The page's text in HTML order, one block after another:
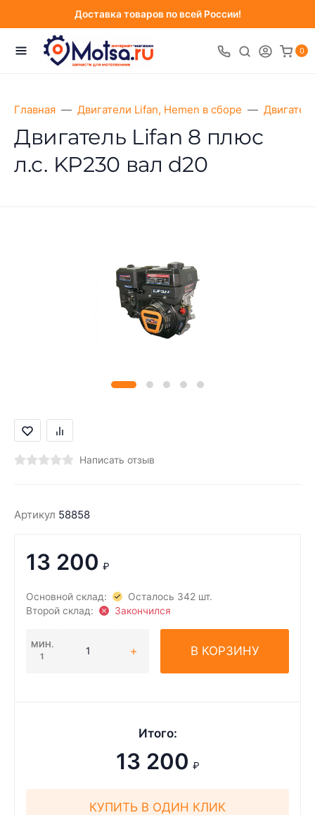
Доставка товаров по всей России!
0
Главная Двигатели Lifan, Hemen в сборе
Двигатель Lifan 8 плюс
л.с. KP230 вал d20
Написать отзыв
Артикул 58858
13 200 ₽
Основной склад:
Осталось 342 шт.
Второй склад:
Закончился
МИН.
1
В КОРЗИНУ
Итого:
13 200 ₽
КУПИТЬ В ОДИН КЛИК